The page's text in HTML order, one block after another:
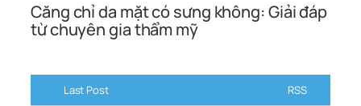
Căng chỉ da mặt có sưng không: Giải đáp
từ chuyên gia thẩm mỹ
Last Post RSS